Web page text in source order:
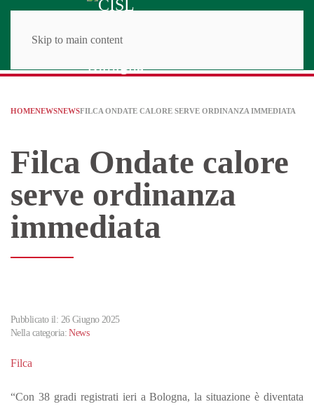
Skip to main content
HOMENEWSNEWSFILCA ONDATE CALORE SERVE ORDINANZA IMMEDIATA
Filca Ondate calore
serve ordinanza
immediata
Pubblicato il: 26 Giugno 2025
Nella categoria:News
Filca
“Con 38 gradi registrati ieri a Bologna, la situazione è diventata